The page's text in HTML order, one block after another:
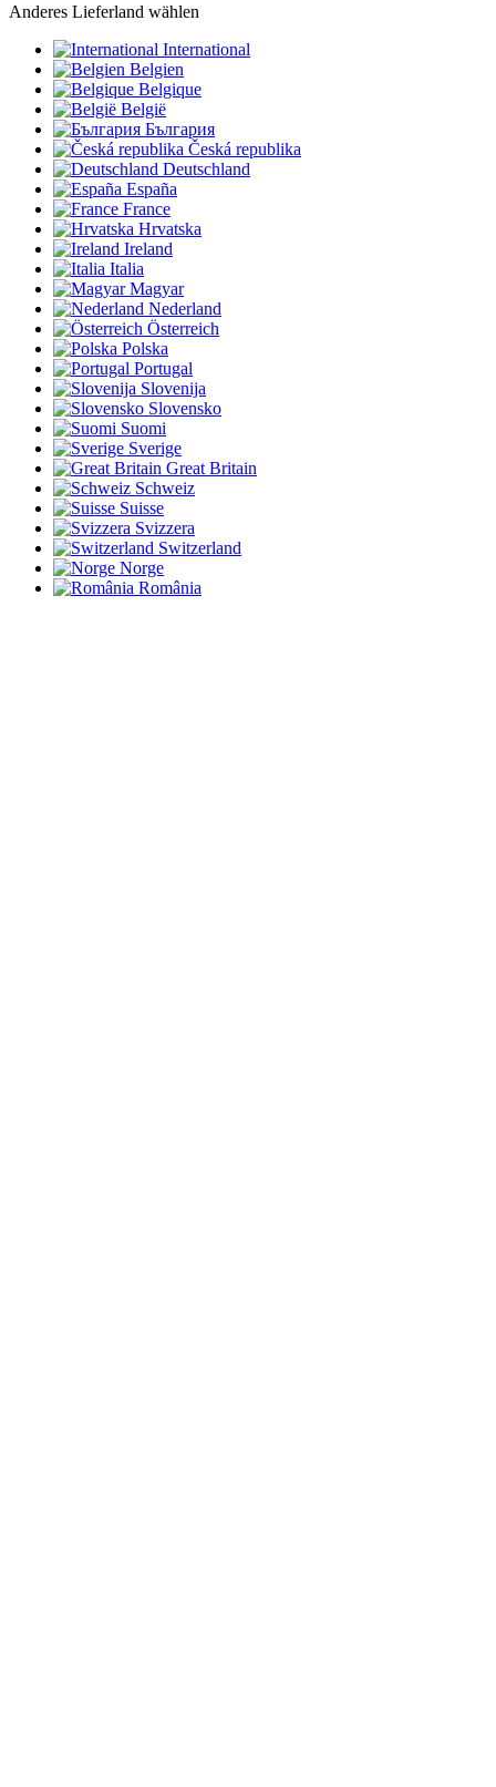
Anderes Lieferland wählen
International
Belgien
Belgique
België
България
Česká republika
Deutschland
España
France
Hrvatska
Ireland
Italia
Magyar
Nederland
Österreich
Polska
Portugal
Slovenija
Slovensko
Suomi
Sverige
Great Britain
Schweiz
Suisse
Svizzera
Switzerland
Norge
România